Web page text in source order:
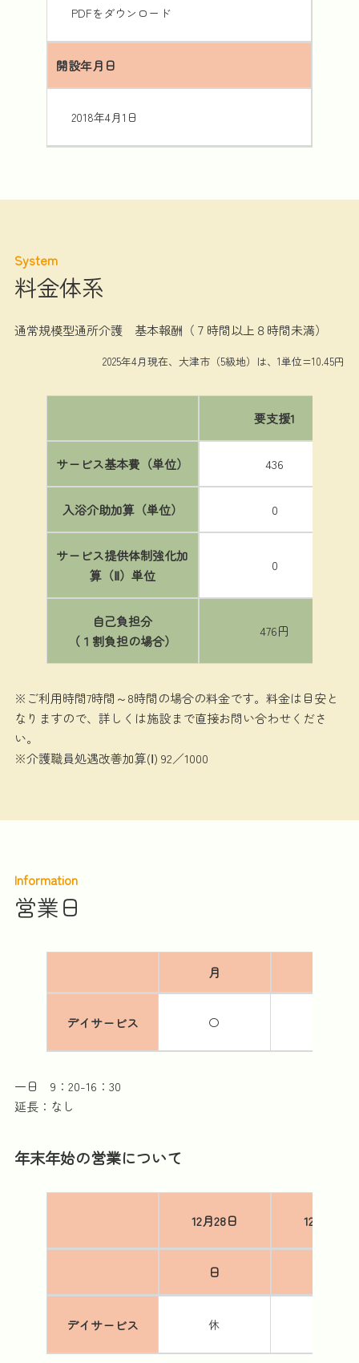
PDFをダウンロード
開設年月日
2018年4月1日
System
料金体系
通常規模型通所介護 基本報酬（７時間以上８時間未満）
2025年4月現在、大津市（5級地）は、1単位=10.45円
要支援1
サービス基本費（単位） 436
入浴介助加算（単位） 0
サービス提供体制強化加
算（Ⅱ）単位
0
自己負担分
（１割負担の場合）
476円
※ご利用時間7時間～8時間の場合の料金です。料金は目安と
なりますので、詳しくは施設まで直接お問い合わせくださ
い。
※介護職員処遇改善加算(Ⅰ) 92／1000
Information
営業日
月
デイサービス 〇
一日 9：20-16：30
延長：なし
年末年始の営業について
12月28日 12月29日
日
デイサービス 休